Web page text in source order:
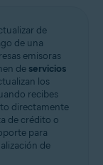
de
de una
emisoras
de servicios
los
recibes
directamente
de crédito o
para
de